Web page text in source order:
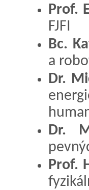
Prof.
FJFI
Bc.
a
Dr.
Dr.
Prof.